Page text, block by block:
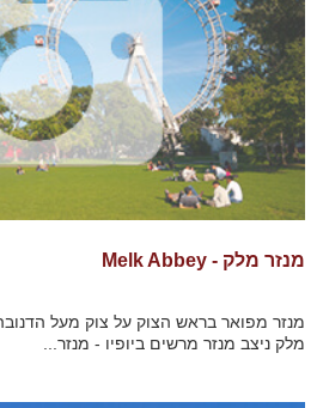
מנזר מלק - Melk Abbey
מנזר מפואר בראש הצוק על צוק מעל
מלק ניצב מנזר מרשים ביופיו - מנזר...